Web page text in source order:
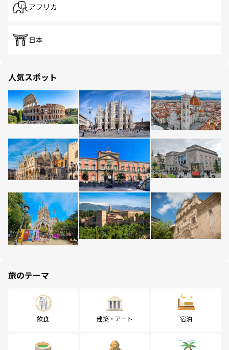
アフリカ
日本
人気スポット
旅のテーマ
飲食 建築・アート 宿泊